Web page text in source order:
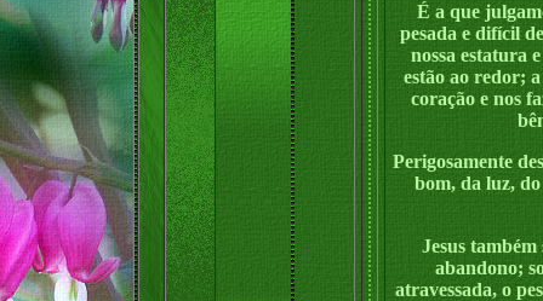
É a que
pesada e difícil
nossa estatura
estão ao redor;
coração e nos
Perigosamente
bom, da luz, do
Jesus
abandono;
atravessada, o